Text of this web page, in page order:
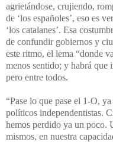
agrietándose, crujiendo,
de ‘los españoles’, eso es
‘los catalanes’. Esa
de confundir gobiernos y
este ritmo, el lema “donde
menos sentido; y habrá que
pero entre todos.
“Pase lo que pase el 1-O,
políticos independentistas.
hemos perdido ya un poco.
mismos, en nuestra